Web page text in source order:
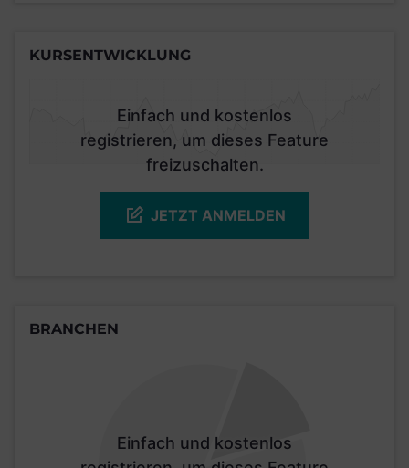
KURSENTWICKLUNG
Einfach und kostenlos
registrieren, um dieses Feature
freizuschalten.
JETZT ANMELDEN
BRANCHEN
Einfach und kostenlos